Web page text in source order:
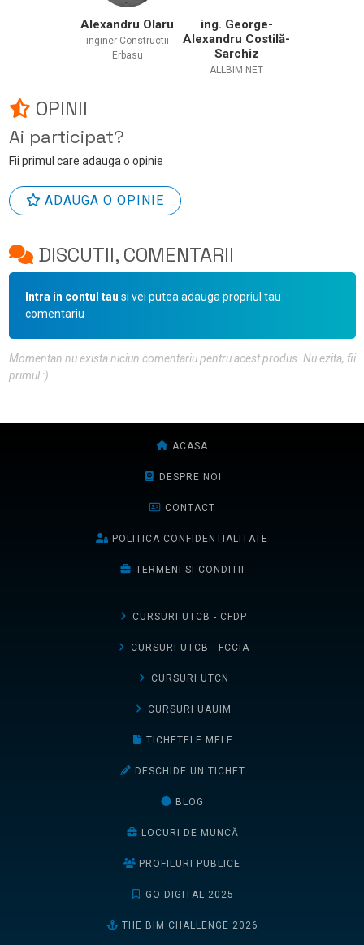
Alexandru Olaru
inginer Constructii
Erbasu
ing. George-
Alexandru Costilă-
Sarchiz
ALLBIM NET
OPINII
Ai participat?
Fii primul care adauga o opinie
ADAUGA O OPINIE
DISCUTII, COMENTARII
Intra in contul tau si vei putea adauga propriul tau
comentariu
Momentan nu exista niciun comentariu pentru acest produs. Nu ezita, fii
primul :)
ACASA
DESPRE NOI
CONTACT
POLITICA CONFIDENTIALITATE
TERMENI SI CONDITII
CURSURI UTCB - CFDP
CURSURI UTCB - FCCIA
CURSURI UTCN
CURSURI UAUIM
TICHETELE MELE
DESCHIDE UN TICHET
BLOG
LOCURI DE MUNCĂ
PROFILURI PUBLICE
GO DIGITAL 2025
THE BIM CHALLENGE 2026